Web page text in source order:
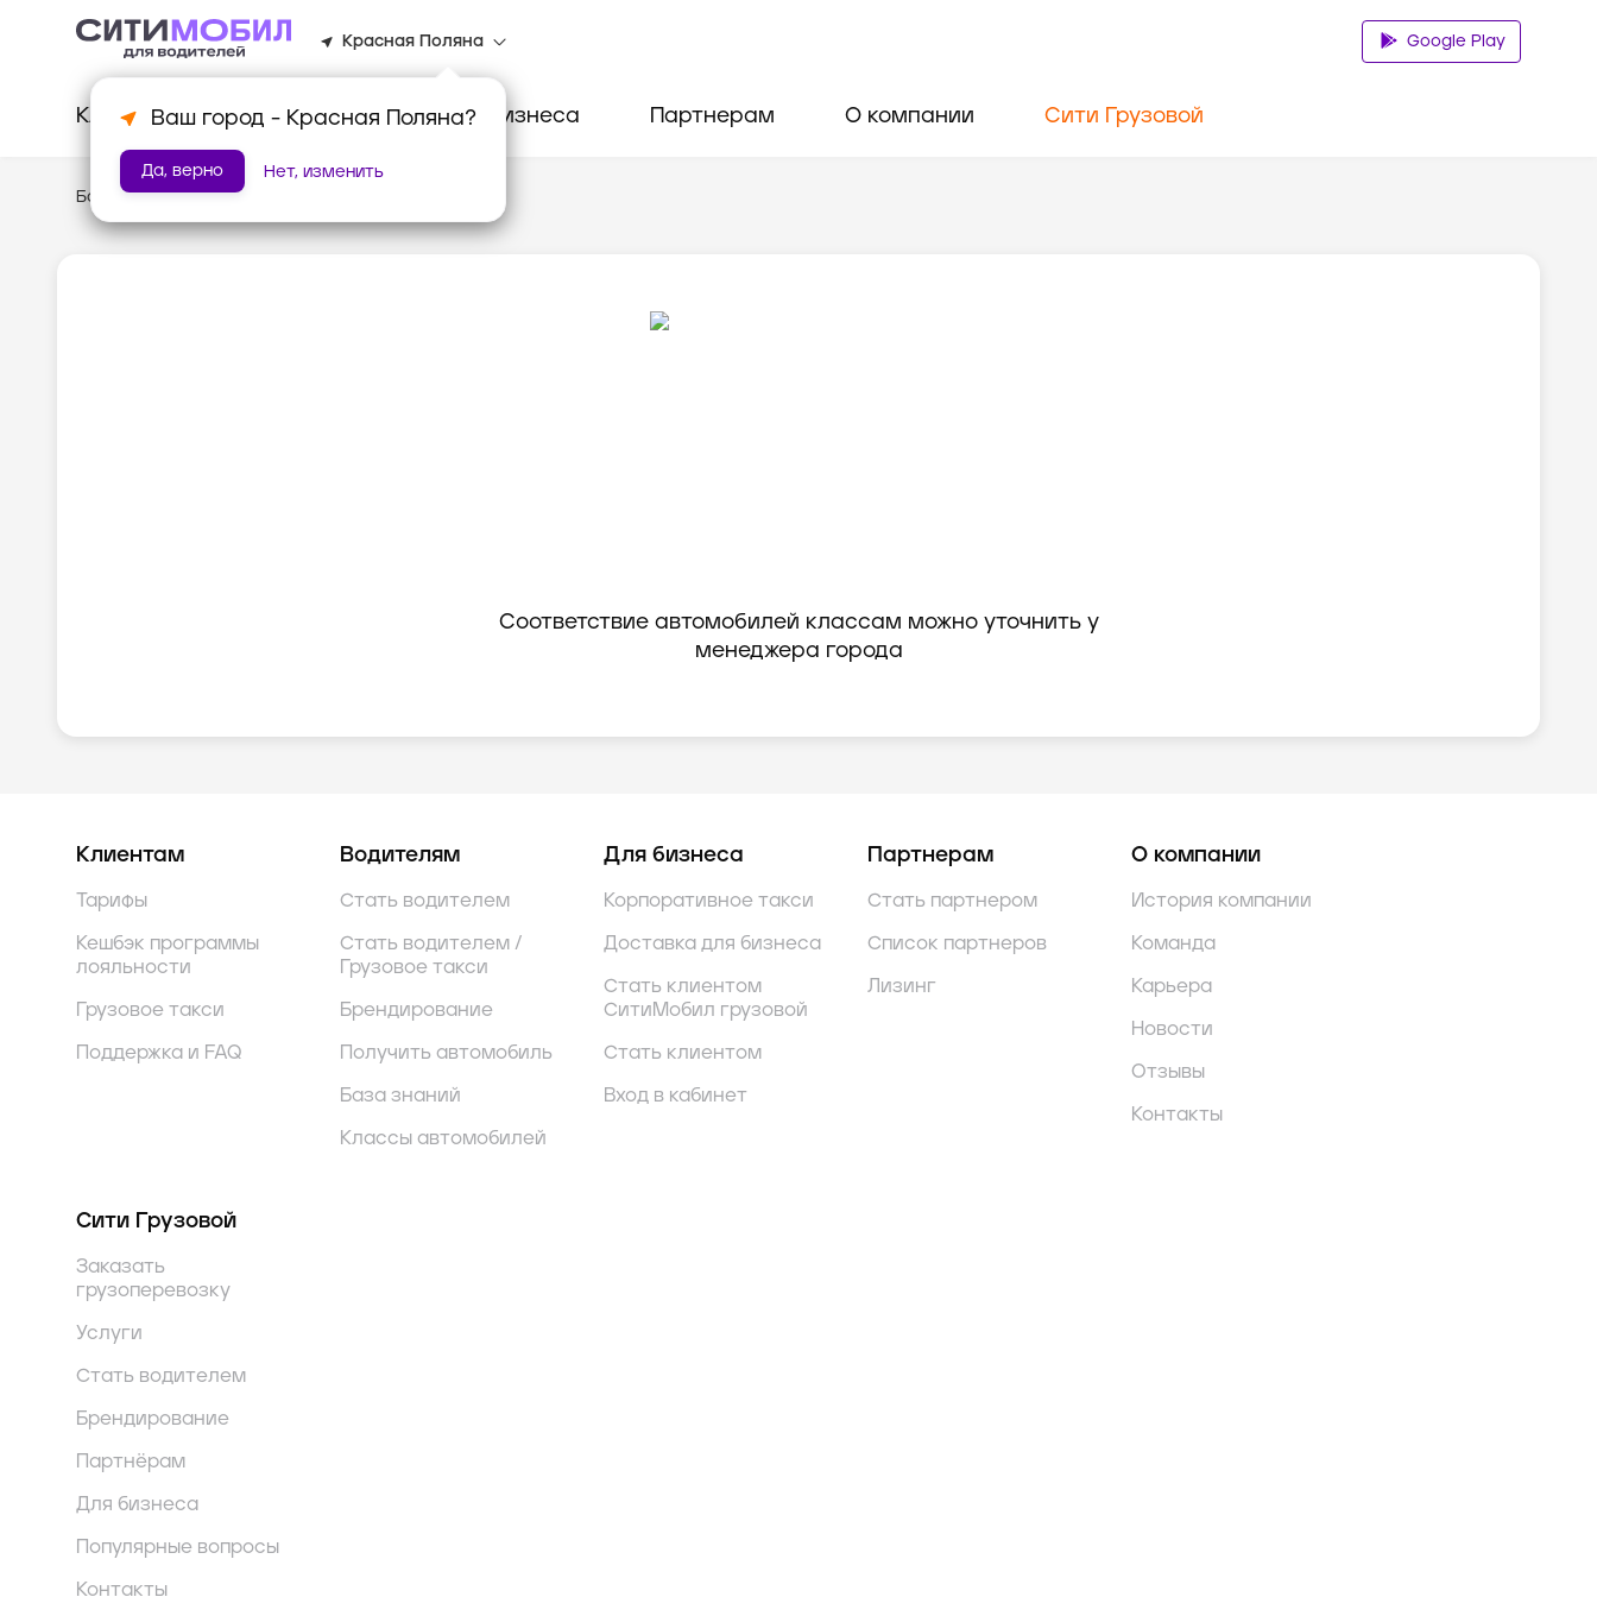
Красная Поляна
Ваш город - Красная Поляна?
Да, верно Нет, изменить
Google Play
Клиентам Водителям Для бизнеса Партнерам О компании Сити Грузовой
База знаний /Стандарты работы
Соответствие автомобилей классам можно уточнить у
менеджера города
Клиентам
Тарифы
Кешбэк программы
лояльности
Грузовое такси
Поддержка и FAQ
Водителям
Стать водителем
Стать водителем /
Грузовое такси
Брендирование
Получить автомобиль
База знаний
Классы автомобилей
Для бизнеса
Корпоративное такси
Доставка для бизнеса
Стать клиентом
СитиМобил грузовой
Стать клиентом
Вход в кабинет
Партнерам
Стать партнером
Список партнеров
Лизинг
О компании
История компании
Команда
Карьера
Новости
Отзывы
Контакты
Сити Грузовой
Заказать
грузоперевозку
Услуги
Стать водителем
Брендирование
Партнёрам
Для бизнеса
Популярные вопросы
Контакты